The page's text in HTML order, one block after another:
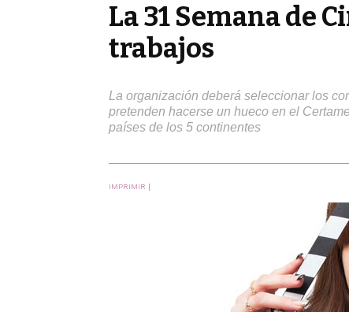
La 31 Semana de
trabajos
La organización deberá seleccionar los
pretenden hacerse un hueco en el
países de los 5 continentes
IMPRIMIR |